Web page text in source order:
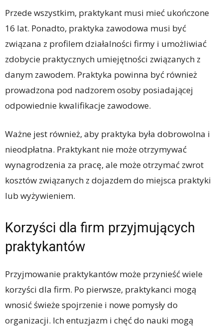
Przede wszystkim, praktykant musi mieć ukończone
16 lat. Ponadto, praktyka zawodowa musi być
związana z profilem działalności firmy i umożliwiać
zdobycie praktycznych umiejętności związanych z
danym zawodem. Praktyka powinna być również
prowadzona pod nadzorem osoby posiadającej
odpowiednie kwalifikacje zawodowe.
Ważne jest również, aby praktyka była dobrowolna i
nieodpłatna. Praktykant nie może otrzymywać
wynagrodzenia za pracę, ale może otrzymać zwrot
kosztów związanych z dojazdem do miejsca praktyki
lub wyżywieniem.
Korzyści dla firm przyjmujących
praktykantów
Przyjmowanie praktykantów może przynieść wiele
korzyści dla firm. Po pierwsze, praktykanci mogą
wnosić świeże spojrzenie i nowe pomysły do
organizacji. Ich entuzjazm i chęć do nauki mogą